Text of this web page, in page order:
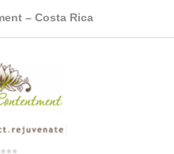
– Costa Rica